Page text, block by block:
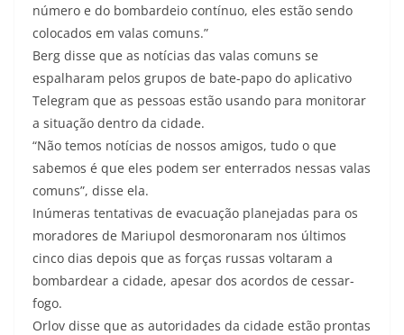
número e do bombardeio contínuo, eles estão sendo
colocados em valas comuns.”
Berg disse que as notícias das valas comuns se
espalharam pelos grupos de bate-papo do aplicativo
Telegram que as pessoas estão usando para monitorar
a situação dentro da cidade.
“Não temos notícias de nossos amigos, tudo o que
sabemos é que eles podem ser enterrados nessas valas
comuns”, disse ela.
Inúmeras tentativas de evacuação planejadas para os
moradores de Mariupol desmoronaram nos últimos
cinco dias depois que as forças russas voltaram a
bombardear a cidade, apesar dos acordos de cessar-
fogo.
Orlov disse que as autoridades da cidade estão prontas